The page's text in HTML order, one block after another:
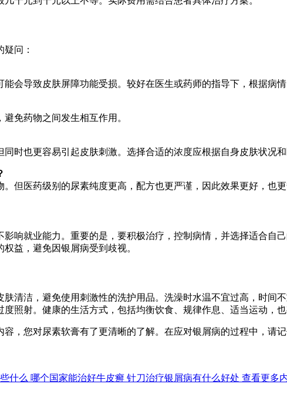
问：
会导致皮肤屏障功能受损。较好在医生或药师的指导下，根据病情
免药物之间发生相互作用。
时也更容易引起皮肤刺激。选择合适的浓度应根据自身皮肤状况和
但医药级别的尿素纯度更高，配方也更严谨，因此效果更好，也更
响就业能力。重要的是，要积极治疗，控制病情，并选择适合自
益，避免因银屑病受到歧视。
清洁，避免使用刺激性的洗护用品。洗澡时水温不宜过高，时间
照射。健康的生活方式，包括均衡饮食、规律作息、适当运动，也
，您对尿素软膏有了更清晰的了解。在应对银屑病的过程中，请
什么 哪个国家能治好牛皮癣 针刀治疗银屑病有什么好处 查看更多